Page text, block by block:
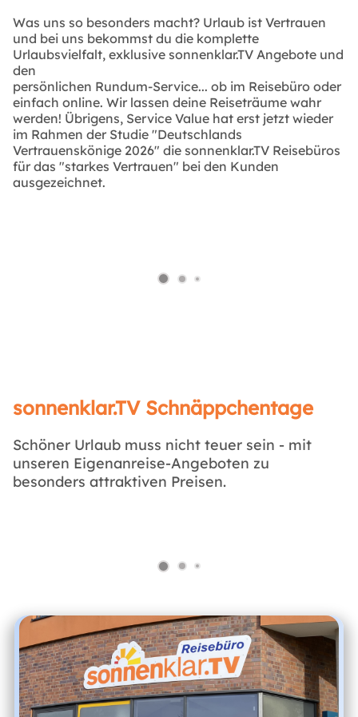
Was uns so besonders macht? Urlaub ist Vertrauen
und bei uns bekommst du die komplette
Urlaubsvielfalt, exklusive sonnenklar.TV Angebote und
den
persönlichen Rundum-Service... ob im Reisebüro oder
einfach online. Wir lassen deine Reiseträume wahr
werden! Übrigens, Service Value hat erst jetzt wieder
im Rahmen der Studie "Deutschlands
Vertrauenskönige 2026" die sonnenklar.TV Reisebüros
für das "starkes Vertrauen" bei den Kunden
ausgezeichnet.
sonnenklar.TV Schnäppchentage
Schöner Urlaub muss nicht teuer sein - mit
unseren Eigenanreise-Angeboten zu
besonders attraktiven Preisen.